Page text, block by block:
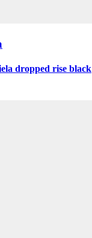
dropped rise black